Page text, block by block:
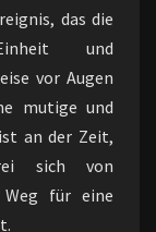
das die
und
vor Augen
mutige und
an der Zeit,
sich von
für eine